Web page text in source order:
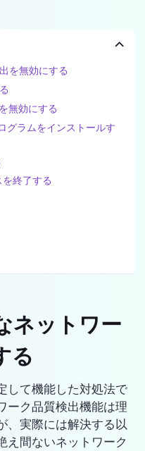
を無効にする
無効にする
グラムをインストールす
終了する
ネットワー
る
して機能した対処法で
ーク品質検出機能は理
、実際には解決する以
え間ないネットワーク